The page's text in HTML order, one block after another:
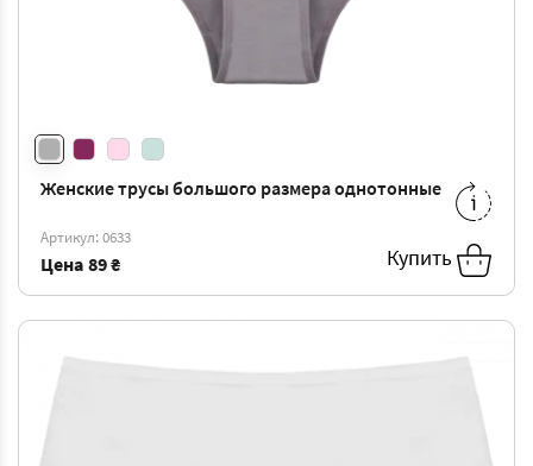
Женские трусы большого размера однотонные
Артикул: 0633
Цена 89 ₴ Купить
XXL